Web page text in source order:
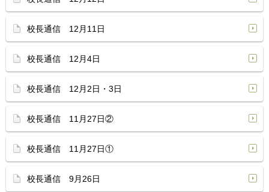
校長通信 12月11日
校長通信 12月4日
校長通信 12月2日・3日
校長通信 11月27日②
校長通信 11月27日①
校長通信 9月26日